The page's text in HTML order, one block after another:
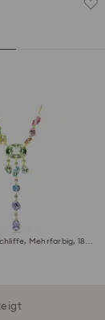
Mehrfarbig, 18K